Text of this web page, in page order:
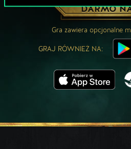
DARMO
Gra zawiera opcjonalne
GRAJ RÓWNIEŻ NA: